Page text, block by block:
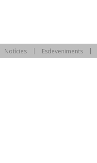
Notícies Esdeveniments